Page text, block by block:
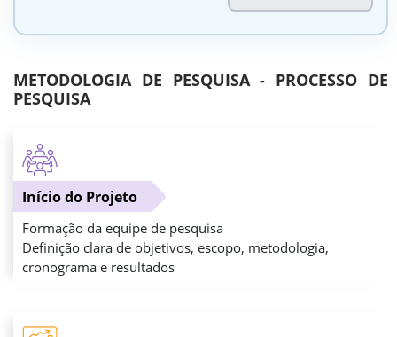
METODOLOGIA DE PESQUISA - PROCESSO DE
PESQUISA
Início do Projeto
Formação da equipe de pesquisa
Definição clara de objetivos, escopo, metodologia,
cronograma e resultados